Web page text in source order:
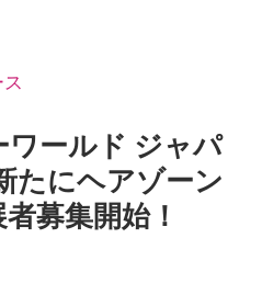
ワールド ジャパ
たにヘアゾーン
募集開始！